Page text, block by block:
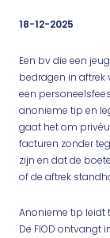
18-12-2025
Een bv die een
bedragen in aftrek
een
anonieme tip en
gaat het om
facturen zonder
zijn en dat de
of de aftrek
Anonieme tip leidt
De FIOD ontvangt